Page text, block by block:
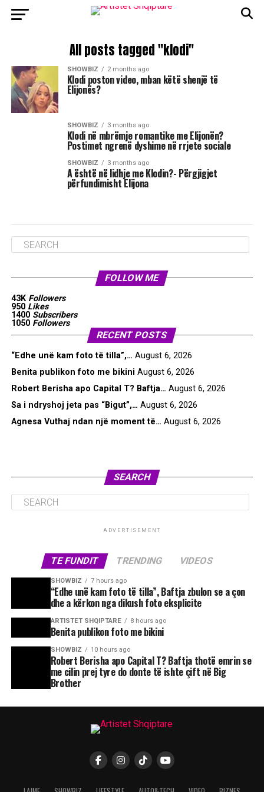
All posts tagged "klodi"
SHOWBIZ 2 months ago
Klodi poston video, mban këtë shenjë të
Elijonës?
SHOWBIZ 3 months ago
Klodi në mbrëmje romantike me Elijonën?
Postimet ngrenë dyshime në rrjete sociale
SHOWBIZ 3 months ago
A është në lidhje me Klodin?- Përgjigjet
përfundimisht Elijona
FOLLOW ME
43K Followers
950 Likes
1400 Subscribers
1050 Followers
RECENT POSTS
“Edhe unë kam foto të tilla”,… August 6, 2026
Benita publikon foto me bikini August 6, 2026
Robert Berisha apo Capital T? Baftja… August 6, 2026
Sa i ndryshoj jeta pas “Bigut”,… August 6, 2026
Agnesa Vuthaj ndan një moment të… August 6, 2026
SEARCH
ADVERTISEMENT
TE FUNDIT TRENDING VIDEOS
SHOWBIZ 7 hours ago
“Edhe unë kam foto të tilla”, Baftja zbulon se a çon
dhe a kërkon nga dikush foto eksplicite
ARTISTET SHQIPTARE 8 hours ago
Benita publikon foto me bikini
SHOWBIZ 10 hours ago
Robert Berisha apo Capital T? Baftja thotë emrin se
me cilin prej tyre do donte të ishte çift në Big
Brother